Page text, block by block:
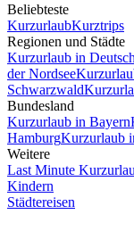
Beliebteste
KurzurlaubKurztrips
Regionen und Städte
Kurzurlaub in
der Nordsee
Schwarzwald
Bundesland
Kurzurlaub in Bayern
HamburgKurzurlaub
Weitere
Last Minute
Kindern
Städtereisen